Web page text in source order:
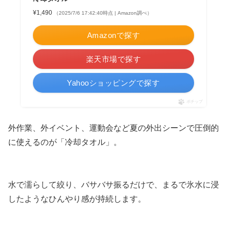
¥1,490 （2025/7/6 17:42:40時点 | Amazon調べ）
Amazonで探す
楽天市場で探す
Yahooショッピングで探す
ポチップ
外作業、外イベント、運動会など夏の外出シーンで圧倒的
に使えるのが「冷却タオル」。
水で濡らして絞り、バサバサ振るだけで、まるで氷水に浸
したようなひんやり感が持続します。